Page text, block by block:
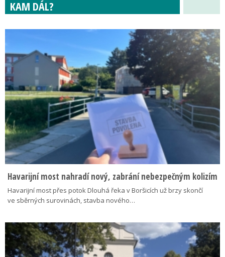
KAM DÁL?
Havarijní most nahradí nový, zabrání nebezpečným kolizím
Havarijní most přes potok Dlouhá řeka v Boršicích už brzy skončí
ve sběrných surovinách, stavba nového…